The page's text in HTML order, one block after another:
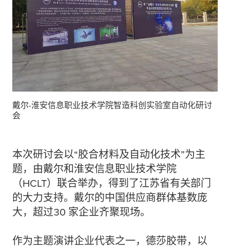
戴尔-淮安信息职业技术学院智造科创实验室自动化研讨
会
本次研讨会以“胶合材料及自动化技术”为主
题，由戴尔和淮安信息职业技术学院
（HCLT）联合举办，得到了江苏省有关部门
的大力支持。戴尔的中国供应商群体基数庞
大，超过30 家企业齐聚现场。
作为主题演讲企业代表之一，德莎胶带，以